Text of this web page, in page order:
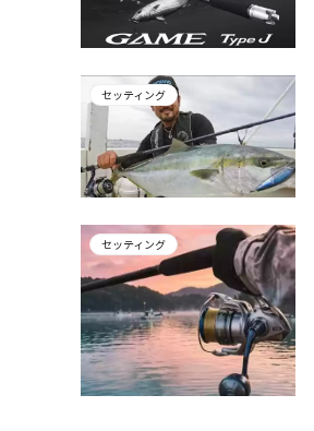
セッティング
セッティング